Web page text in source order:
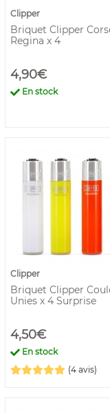
Clipper
Briquet Clipper
Regina x 4
4,90€
En stock
Clipper
Briquet Clipper
Unies x 4 Surprise
4,50€
En stock
(4 avis)